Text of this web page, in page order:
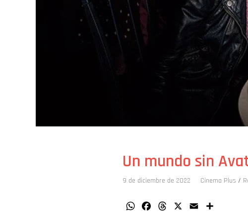
Un mundo sin
9 de diciembre de 2022 Cinema Plus /
WhatsAppFacebookThreads Email